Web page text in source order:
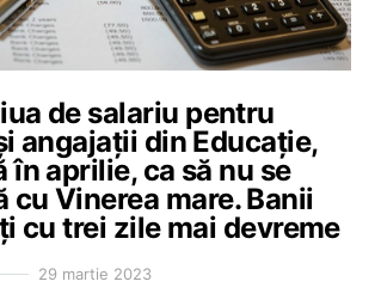
de salariu pentru
angajații din Educație,
în aprilie, ca să nu se
cu Vinerea mare. Banii
cu trei zile mai devreme
29 martie 2023